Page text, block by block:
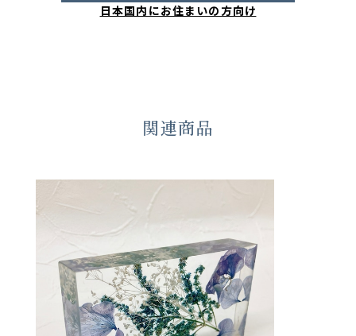
日本国内にお住まいの方向け
関連商品